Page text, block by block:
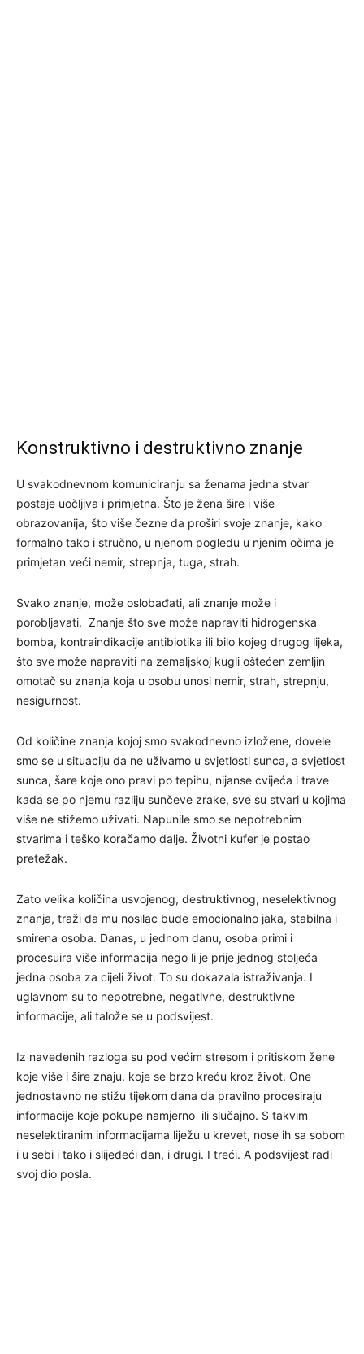
Konstruktivno i destruktivno znanje
U svakodnevnom komuniciranju sa ženama jedna stvar
postaje uočljiva i primjetna. Što je žena šire i više
obrazovanija, što više čezne da proširi svoje znanje, kako
formalno tako i stručno, u njenom pogledu u njenim očima je
primjetan veći nemir, strepnja, tuga, strah.
Svako znanje, može oslobađati, ali znanje može i
porobljavati. Znanje što sve može napraviti hidrogenska
bomba, kontraindikacije antibiotika ili bilo kojeg drugog lijeka,
što sve može napraviti na zemaljskoj kugli oštećen zemljin
omotač su znanja koja u osobu unosi nemir, strah, strepnju,
nesigurnost.
Od količine znanja kojoj smo svakodnevno izložene, dovele
smo se u situaciju da ne uživamo u svjetlosti sunca, a svjetlost
sunca, šare koje ono pravi po tepihu, nijanse cvijeća i trave
kada se po njemu razliju sunčeve zrake, sve su stvari u kojima
više ne stižemo uživati. Napunile smo se nepotrebnim
stvarima i teško koračamo dalje. Životni kufer je postao
pretežak.
Zato velika količina usvojenog, destruktivnog, neselektivnog
znanja, traži da mu nosilac bude emocionalno jaka, stabilna i
smirena osoba. Danas, u jednom danu, osoba primi i
procesuira više informacija nego li je prije jednog stoljeća
jedna osoba za cijeli život. To su dokazala istraživanja. I
uglavnom su to nepotrebne, negativne, destruktivne
informacije, ali talože se u podsvijest.
Iz navedenih razloga su pod većim stresom i pritiskom žene
koje više i šire znaju, koje se brzo kreću kroz život. One
jednostavno ne stižu tijekom dana da pravilno procesiraju
informacije koje pokupe namjerno ili slučajno. S takvim
neselektiranim informacijama liježu u krevet, nose ih sa sobom
i u sebi i tako i slijedeći dan, i drugi. I treći. A podsvijest radi
svoj dio posla.